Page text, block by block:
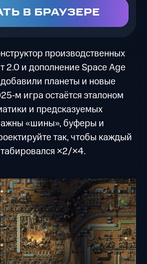
В БРАУЗЕРЕ
производственных
2.0 и дополнение Space Age
планеты и новые
игра остаётся эталоном
и предсказуемых
«шины», буферы и
так, чтобы каждый
×2/×4.